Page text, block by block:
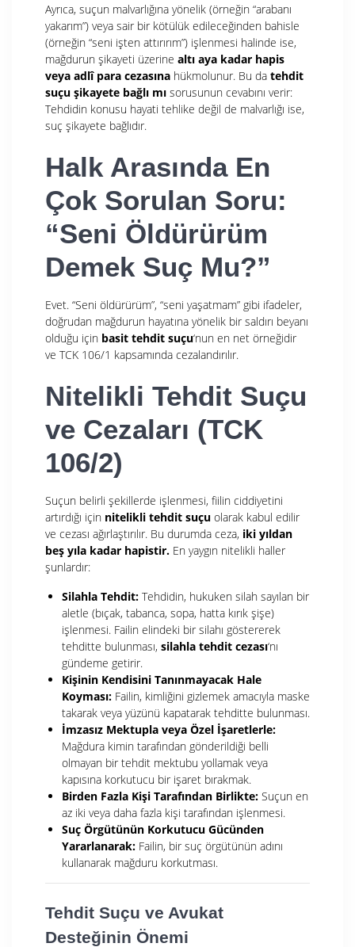
Ayrıca, suçun malvarlığına yönelik (örneğin “arabanı
yakarım”) veya sair bir kötülük edileceğinden bahisle
(örneğin “seni işten attırırım”) işlenmesi halinde ise,
mağdurun şikayeti üzerine altı aya kadar hapis
veya adlî para cezasına hükmolunur. Bu da tehdit
suçu şikayete bağlı mı sorusunun cevabını verir:
Tehdidin konusu hayati tehlike değil de malvarlığı ise,
suç şikayete bağlıdır.
Halk Arasında En
Çok Sorulan Soru:
“Seni Öldürürüm
Demek Suç Mu?”
Evet. “Seni öldürürüm”, “seni yaşatmam” gibi ifadeler,
doğrudan mağdurun hayatına yönelik bir saldırı beyanı
olduğu için basit tehdit suçu‘nun en net örneğidir
ve TCK 106/1 kapsamında cezalandırılır.
Nitelikli Tehdit Suçu
ve Cezaları (TCK
106/2)
Suçun belirli şekillerde işlenmesi, fiilin ciddiyetini
artırdığı için nitelikli tehdit suçu olarak kabul edilir
ve cezası ağırlaştırılır. Bu durumda ceza, iki yıldan
beş yıla kadar hapistir. En yaygın nitelikli haller
şunlardır:
Silahla Tehdit: Tehdidin, hukuken silah sayılan bir
aletle (bıçak, tabanca, sopa, hatta kırık şişe)
işlenmesi. Failin elindeki bir silahı göstererek
tehditte bulunması, silahla tehdit cezası‘nı
gündeme getirir.
Kişinin Kendisini Tanınmayacak Hale
Koyması: Failin, kimliğini gizlemek amacıyla maske
takarak veya yüzünü kapatarak tehditte bulunması.
İmzasız Mektupla veya Özel İşaretlerle:
Mağdura kimin tarafından gönderildiği belli
olmayan bir tehdit mektubu yollamak veya
kapısına korkutucu bir işaret bırakmak.
Birden Fazla Kişi Tarafından Birlikte: Suçun en
az iki veya daha fazla kişi tarafından işlenmesi.
Suç Örgütünün Korkutucu Gücünden
Yararlanarak: Failin, bir suç örgütünün adını
kullanarak mağduru korkutması.
Tehdit Suçu ve Avukat
Desteğinin Önemi